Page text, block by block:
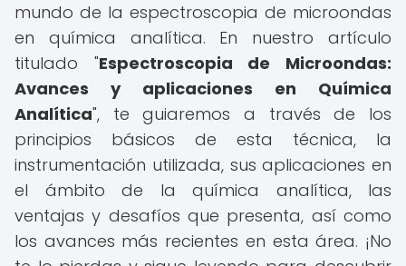
mundo de la espectroscopia de microondas
en química analítica. En nuestro artículo
titulado "Espectroscopia de Microondas:
Avances y aplicaciones en Química
Analítica", te guiaremos a través de los
principios básicos de esta técnica, la
instrumentación utilizada, sus aplicaciones en
el ámbito de la química analítica, las
ventajas y desafíos que presenta, así como
los avances más recientes en esta área. ¡No